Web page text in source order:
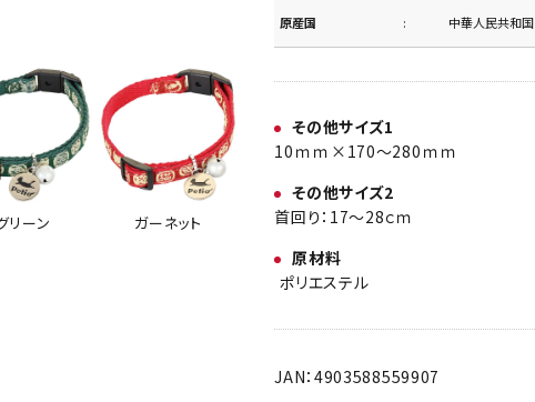
リーン ガーネット
原産国 中華人民共和国
その他サイズ1
10ｍｍ×170～280ｍｍ
その他サイズ2
首回り：17～28ｃｍ
原材料
ポリエステル
JAN：4903588559907